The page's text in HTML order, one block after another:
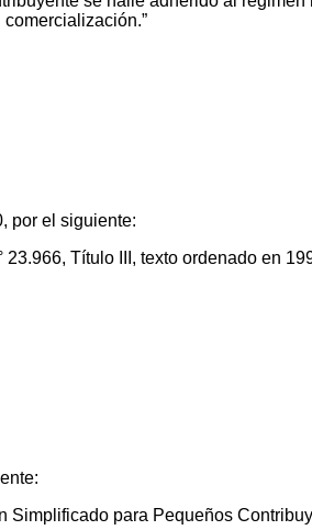
por el siguiente:
Título III, texto ordenado en
Simplificado para Pequeños